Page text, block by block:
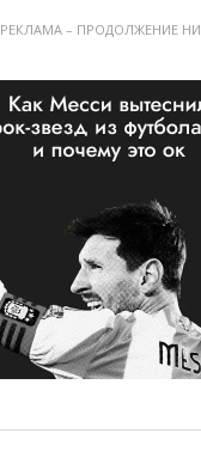
РЕКЛАМА – ПРОДОЛЖЕНИЕ